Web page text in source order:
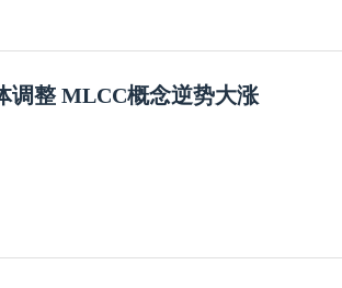
调整 MLCC概念逆势大涨